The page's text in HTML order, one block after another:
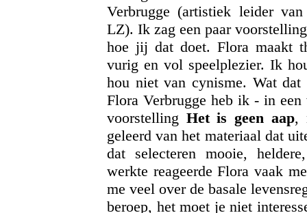
Verbrugge (artistiek leider van
LZ). Ik zag een paar
hoe jij dat doet. Flora maakt
vurig en vol speelplezier. Ik
hou niet van cynisme. Wat
Flora Verbrugge heb ik - in
voorstelling Het is geen aap,
geleerd van het materiaal dat
dat selecteren mooie,
werkte reageerde Flora vaak
me veel over de basale
beroep, het moet je niet